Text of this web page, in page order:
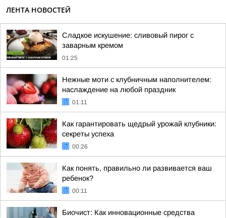
ЛЕНТА НОВОСТЕЙ
Сладкое искушение: сливовый пирог с
заварным кремом
01:25
Нежные моти с клубничным наполнителем:
наслаждение на любой праздник
01:11
Как гарантировать щедрый урожай клубники:
секреты успеха
00:26
Как понять, правильно ли развивается ваш
ребенок?
00:11
Биочист: Как инновационные средства